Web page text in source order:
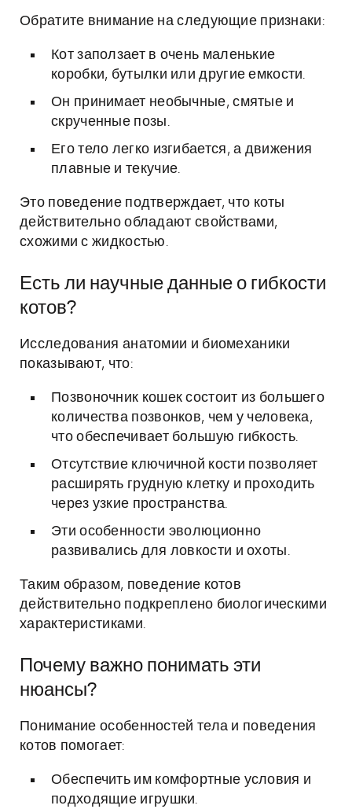
Обратите внимание на следующие признаки:
Кот заползает в очень маленькие
коробки, бутылки или другие емкости.
Он принимает необычные, смятые и
скрученные позы.
Его тело легко изгибается, а движения
плавные и текучие.
Это поведение подтверждает, что коты
действительно обладают свойствами,
схожими с жидкостью.
Есть ли научные данные о гибкости
котов?
Исследования анатомии и биомеханики
показывают, что:
Позвоночник кошек состоит из большего
количества позвонков, чем у человека,
что обеспечивает большую гибкость.
Отсутствие ключичной кости позволяет
расширять грудную клетку и проходить
через узкие пространства.
Эти особенности эволюционно
развивались для ловкости и охоты.
Таким образом, поведение котов
действительно подкреплено биологическими
характеристиками.
Почему важно понимать эти
нюансы?
Понимание особенностей тела и поведения
котов помогает:
Обеспечить им комфортные условия и
подходящие игрушки.